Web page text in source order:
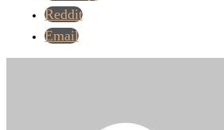
Reddit
Email